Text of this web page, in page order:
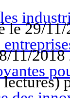
le 29/
11/2018
)